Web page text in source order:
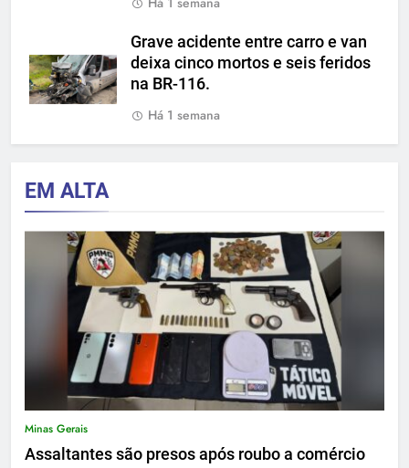
Grave acidente entre carro e van
deixa cinco mortos e seis feridos
na BR-116.
Há 1 semana
EM ALTA
Minas Gerais
Assaltantes são presos após roubo a comércio